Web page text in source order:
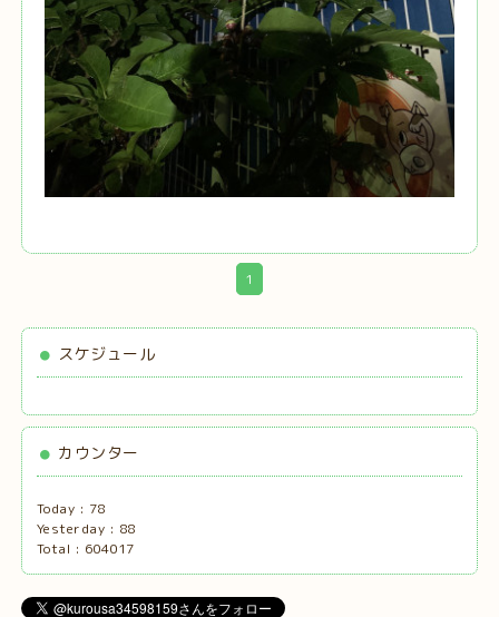
1
スケジュール
カウンター
Today : 78
Yesterday : 88
Total : 604017